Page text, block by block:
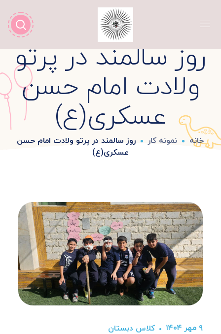
روز سالمند در پرتو
ولادت امام حسن
عسکری(ع)
خانه نمونه کار
روز سالمند در پرتو ولادت امام حسن
عسکری(ع)
۹ مهر ۱۴۰۴ کلاس دبستان